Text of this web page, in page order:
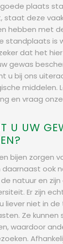
plaats
staat deze
hebben met
standplaats is
dat het
gewas
u bij ons
middelen.
en vraag
U UW
bijen zorgen
daarnaast ook
natuur en
Er zijn
liever niet in
Ze kunnen
waardoor